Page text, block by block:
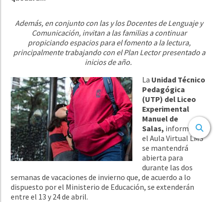
Además, en conjunto con las y los Docentes de Lenguaje y
Comunicación, invitan a las familias a continuar
propiciando espacios para el fomento a la lectura,
principalmente trabajando con el Plan Lector presentado a
inicios de año.
La Unidad Técnico
Pedagógica
(UTP) del Liceo
Experimental
Manuel de
Salas, informa que
el Aula Virtual LMS
se mantendrá
abierta para
durante las dos
semanas de vacaciones de invierno que, de acuerdo a lo
dispuesto por el Ministerio de Educación, se extenderán
entre el 13 y 24 de abril.